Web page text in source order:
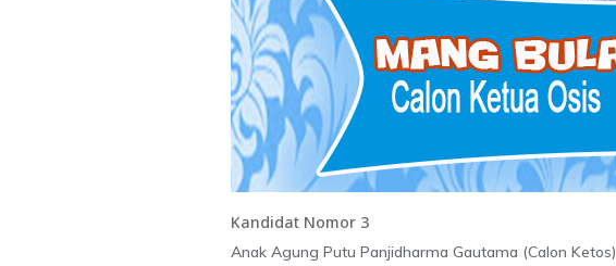
Kandidat Nomor 3
Anak Agung Putu Panjidharma Gautama (Calon Ketos)